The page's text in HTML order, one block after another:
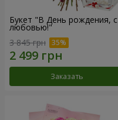
Букет "В День рождения, с
любовью!"
3 845 грн
Заказать